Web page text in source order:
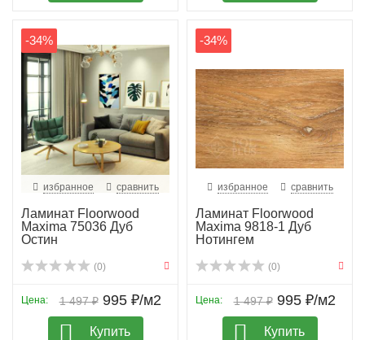
-34%
избранное сравнить
Ламинат Floorwood
Maxima 75036 Дуб
Остин
(0)
1 497 ₽
Цена: 995 ₽/м2
Купить
-34%
избранное сравнить
Ламинат Floorwood
Maxima 9818-1 Дуб
Нотингем
(0)
1 497 ₽
Цена: 995 ₽/м2
Купить